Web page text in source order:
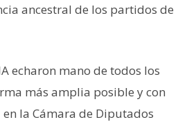
ancestral de los partidos de
echaron mano de todos los
más amplia posible y con
la Cámara de Diputados